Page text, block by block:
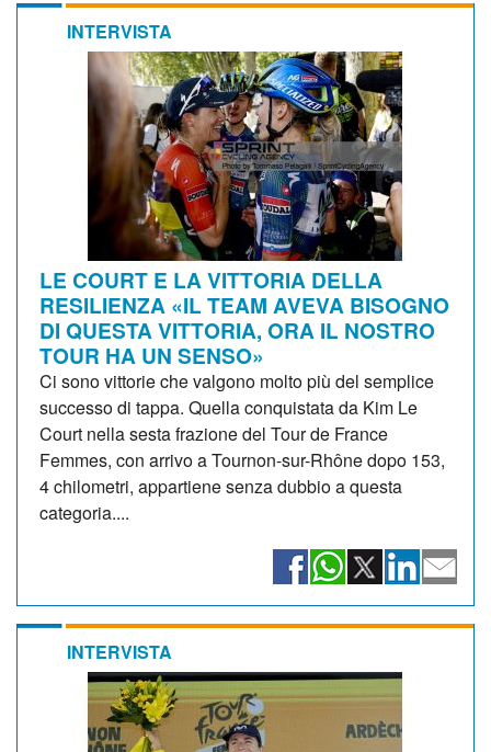
INTERVISTA
LE COURT E LA VITTORIA DELLA
RESILIENZA «IL TEAM AVEVA BISOGNO
DI QUESTA VITTORIA, ORA IL NOSTRO
TOUR HA UN SENSO»
Ci sono vittorie che valgono molto più del semplice
successo di tappa. Quella conquistata da Kim Le
Court nella sesta frazione del Tour de France
Femmes, con arrivo a Tournon-sur-Rhône dopo 153,
4 chilometri, appartiene senza dubbio a questa
categoria....
INTERVISTA